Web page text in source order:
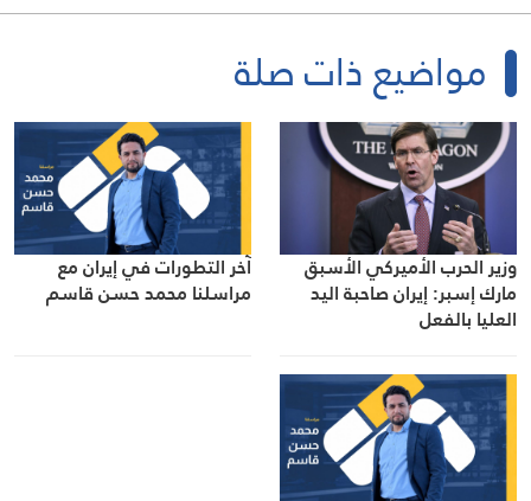
مواضيع ذات صلة
وزير الحرب الأميركي الأسبق
مارك إسبر: إيران صاحبة اليد
العليا بالفعل
آخر التطورات في إيران مع
مراسلنا محمد حسن قاسم